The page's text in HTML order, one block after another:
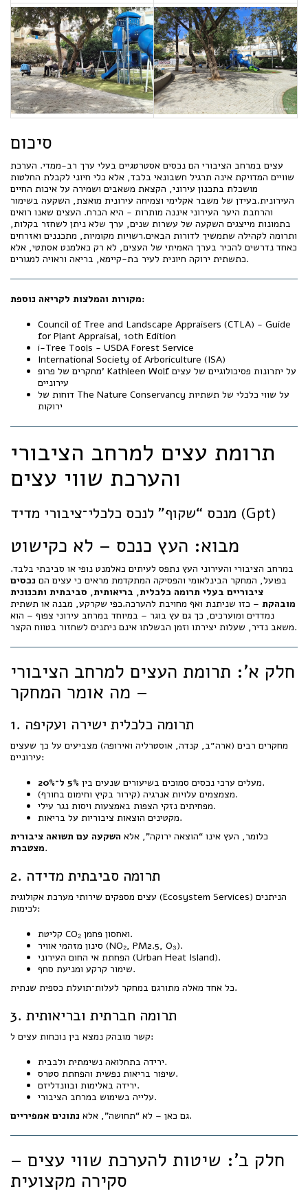
סיכום
עצים במרחב הציבורי הם נכסים אסטרטגיים בעלי ערך רב-ממדי. הערכת
שוויים המדויקת אינה תרגיל חשבונאי בלבד, אלא כלי חיוני לקבלת החלטות
מושכלת בתכנון עירוני, הקצאת משאבים ושמירה על איכות החיים
העירונית.בעידן של משבר אקלימי וצמיחה עירונית מואצת, השקעה בשימור
והרחבת היער העירוני איננה מותרות - היא הכרח. העצים שאנו רואים
בתמונות מייצגים השקעה של עשרות שנים, ערך שלא ניתן לשחזר בקלות,
ותרומה לקהילה שתמשיך לדורות הבאים.רשויות מקומיות, מתכננים ואזרחים
כאחד נדרשים להכיר בערך האמיתי של העצים, לא רק כאלמנט אסתטי, אלא
כתשתית ירוקה חיונית לעיר בת-קיימא, בריאה וראויה למגורים.
מקורות והמלצות לקריאה נוספת:
Council of Tree and Landscape Appraisers (CTLA) - Guide
for Plant Appraisal, 10th Edition
i-Tree Tools - USDA Forest Service
International Society of Arboriculture (ISA)
מחקרים של פרופ' Kathleen Wolf על יתרונות פסיכולוגיים של עצים
עירוניים
דוחות של The Nature Conservancy על שווי כלכלי של תשתיות
ירוקות
תרומת עצים למרחב הציבורי
והערכת שווי עצים
מנכס “שקוף” לנכס כלכלי־ציבורי מדיד (Gpt)
מבוא: העץ כנכס – לא כקישוט
במרחב הציבורי והעירוני העץ נתפס לעיתים כאלמנט נופי או סביבתי בלבד.
בפועל, המחקר הבינלאומי והפסיקה המתקדמת מראים כי עצים הם נכסים
ציבוריים בעלי תרומה כלכלית, בריאותית, סביבתית ותכנונית
מובהקת – כזו שניתנת ואף מחויבת להערכה.כפי שקרקע, מבנה או תשתית
נמדדים ומוערכים, כך גם עץ בוגר – במיוחד במרחב עירוני צפוף – הוא
משאב נדיר, שעלות יצירתו וזמן הבשלתו אינם ניתנים לשחזור בטווח הקצר.
חלק א': תרומת העצים למרחב הציבורי
– מה אומר המחקר
1. תרומה כלכלית ישירה ועקיפה
מחקרים רבים (ארה״ב, קנדה, אוסטרליה ואירופה) מצביעים על כך שעצים
עירוניים:
מעלים ערכי נכסים סמוכים בשיעורים שנעים בין 5% ל־20%
.
מצמצמים עלויות אנרגיה (קירור בקיץ וחימום בחורף).
מפחיתים נזקי הצפות באמצעות ויסות נגר עילי.
מקטינים הוצאות ציבוריות על בריאות.
כלומר, העץ אינו “הוצאה ירוקה”, אלא השקעה עם תשואה ציבורית
מצטברת.
2. תרומה סביבתית מדידה
עצים מספקים שירותי מערכת אקולוגית (Ecosystem Services) הניתנים
לכימות:
קליטת CO₂ ואחסון פחמן.
סינון מזהמי אוויר (NO₂, PM2.5, O₃).
הפחתת אי החום העירוני (Urban Heat Island).
שימור קרקע ומניעת סחף.
כל אחד מאלה מתורגם במחקר לעלות־תועלת כספית שנתית.
3. תרומה חברתית ובריאותית
קשר מובהק נמצא בין נוכחות עצים ל:
ירידה בתחלואה נשימתית ולבבית.
שיפור בריאות נפשית והפחתת סטרס.
ירידה באלימות ובוונדליזם.
עלייה בשימוש במרחב הציבורי.
גם כאן – לא “תחושה”, אלא נתונים אמפיריים .
חלק ב': שיטות להערכת שווי עצים –
סקירה מקצועית